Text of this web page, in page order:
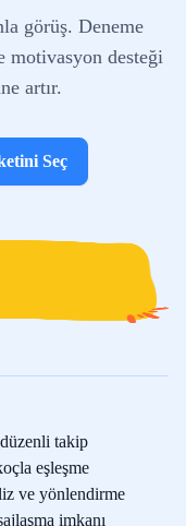
görüş. Deneme
motivasyon desteği
artır.
Seç
takip
eşleşme
ve yönlendirme
imkanı